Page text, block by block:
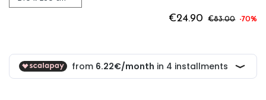
€24.90 €83.00 -70%